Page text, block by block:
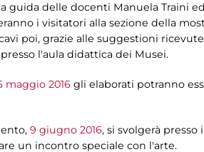
guida delle docenti Manuela Traini
i visitatori alla sezione della
poi, grazie alle suggestioni
l'aula didattica dei Musei.
maggio 2016 gli elaborati potranno
9 giugno 2016, si svolgerà
un incontro speciale con l'arte.